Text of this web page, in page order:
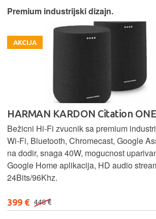
Premium industrijski dizajn.
AKCIJA
HARMAN KARDON Citation
Bežicni Hi-Fi zvucnik sa premium
Wi-Fi, Bluetooth, Chromecast, Google
na dodir, snaga 40W, mogucnost
Google Home aplikacija, HD audio
24Bits/96Khz.
399 € 448 €